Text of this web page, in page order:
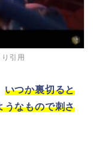
引用
いつか裏切ると
うなもので刺さ